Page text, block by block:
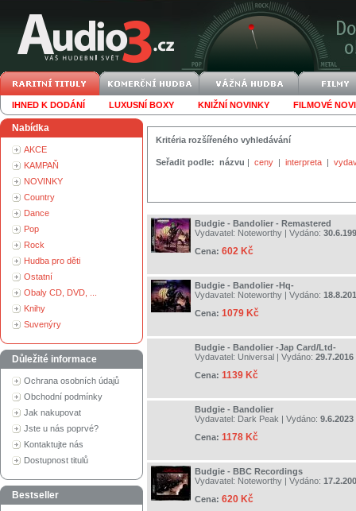
IHNED K DODÁNÍ LUXUSNÍ BOXY KNIŽNÍ NOVINKY FILMOVÉ
Nabídka
AKCE
KAMPAŇ
NOVINKY
Country
Dance
Pop
Rock
Hudba pro děti
Ostatní
Obaly CD, DVD, ...
Knihy
Suvenýry
Důležité informace
Ochrana osobních údajů
Obchodní podmínky
Jak nakupovat
Jste u nás poprvé?
Kontaktujte nás
Dostupnost titulů
Bestseller
Kritéria rozšířeného vyhledávání
Seřadit podle: názvu | ceny | interpreta |
Budgie - Bandolier - Remastered
Vydavatel: Noteworthy | Vydáno:
Cena: 602 Kč
Budgie - Bandolier -Hq-
Vydavatel: Noteworthy | Vydáno:
Cena: 1079 Kč
Budgie - Bandolier -Jap Card/Ltd-
Vydavatel: Universal | Vydáno: 29.7.2016
Cena: 1139 Kč
Budgie - Bandolier
Vydavatel: Dark Peak | Vydáno: 9.6.2023
Cena: 1178 Kč
Budgie - BBC Recordings
Vydavatel: Noteworthy | Vydáno:
Cena: 620 Kč